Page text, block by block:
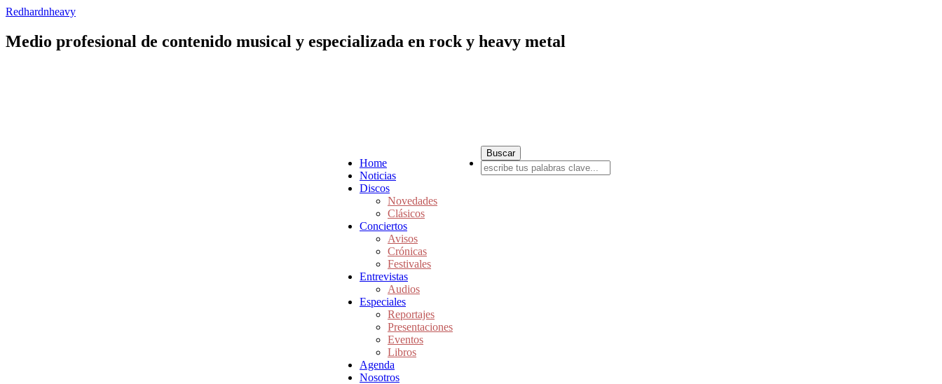
Redhardnheavy
Medio profesional de contenido musical y especializada en rock y heavy metal
Home
Noticias
Discos
Novedades
Clásicos
Conciertos
Avisos
Crónicas
Festivales
Entrevistas
Audios
Especiales
Reportajes
Presentaciones
Eventos
Libros
Agenda
Nosotros